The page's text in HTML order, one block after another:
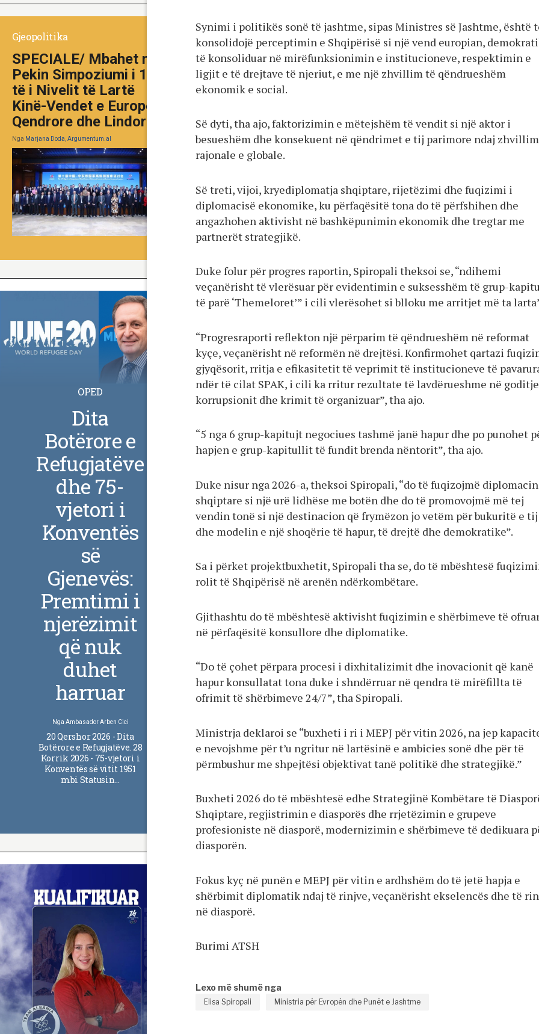
Synimi i politikës sonë të jashtme, sipas Ministres së Jashtme, është
konsolidojë perceptimin e Shqipërisë si një vend europian,
të konsoliduar në mirëfunksionimin e institucioneve, respektimin e
ligjit e të drejtave të njeriut, e me një zhvillim të qëndrueshëm
ekonomik e social.
Së dyti, tha ajo, faktorizimin e mëtejshëm të vendit si një aktor i
besueshëm dhe konsekuent në qëndrimet e tij parimore ndaj
rajonale e globale.
Së treti, vijoi, kryediplomatja shqiptare, rijetëzimi dhe fuqizimi i
diplomacisë ekonomike, ku përfaqësitë tona do të përfshihen dhe
angazhohen aktivisht në bashkëpunimin ekonomik dhe tregtar me
partnerët strategjikë.
Duke folur për progres raportin, Spiropali theksoi se, “ndihemi
veçanërisht të vlerësuar për evidentimin e suksesshëm të grup-
të parë ‘Themeloret’” i cili vlerësohet si blloku me arritjet më ta
“Progresraporti reflekton një përparim të qëndrueshëm në reformat
kyçe, veçanërisht në reformën në drejtësi. Konfirmohet qartazi
gjyqësorit, rritja e efikasitetit të veprimit të institucioneve të
ndër të cilat SPAK, i cili ka rritur rezultate të lavdërueshme në
korrupsionit dhe krimit të organizuar”, tha ajo.
“5 nga 6 grup-kapitujt negociues tashmë janë hapur dhe po punohet
hapjen e grup-kapitullit të fundit brenda nëntorit”, tha ajo.
Duke nisur nga 2026-a, theksoi Spiropali, “do të fuqizojmë
shqiptare si një urë lidhëse me botën dhe do të promovojmë më tej
vendin tonë si një destinacion që frymëzon jo vetëm për bukuritë e
dhe modelin e një shoqërie të hapur, të drejtë dhe demokratike”.
Sa i përket projektbuxhetit, Spiropali tha se, do të mbështesë
rolit të Shqipërisë në arenën ndërkombëtare.
Gjithashtu do të mbështesë aktivisht fuqizimin e shërbimeve të
në përfaqësitë konsullore dhe diplomatike.
“Do të çohet përpara procesi i dixhitalizimit dhe inovacionit që kanë
hapur konsullatat tona duke i shndërruar në qendra të mirëfillta të
ofrimit të shërbimeve 24/7”, tha Spiropali.
Ministrja deklaroi se “buxheti i ri i MEPJ për vitin 2026, na jep
e nevojshme për t’u ngritur në lartësinë e ambicies sonë dhe për të
përmbushur me shpejtësi objektivat tanë politikë dhe strategjikë.”
Buxheti 2026 do të mbështesë edhe Strategjinë Kombëtare të
Shqiptare, regjistrimin e diasporës dhe rrjetëzimin e grupeve
profesioniste në diasporë, modernizimin e shërbimeve të dedikuara
diasporën.
Fokus kyç në punën e MEPJ për vitin e ardhshëm do të jetë hapja e
shërbimit diplomatik ndaj të rinjve, veçanërisht ekselencës dhe të
në diasporë.
Burimi ATSH
Lexo më shumë nga
Elisa Spiropali Ministria për Evropën dhe Punët e Jashtme
Gjeopolitika
SPECIALE/ Mbahet në
Pekin Simpoziumi i 10-
të i Nivelit të Lartë
Kinë-Vendet e Europës
Qendrore dhe Lindore
Nga Marjana Doda, Argumentum.al
OPED
Dita
Botërore e
Refugjatëve
dhe 75-
vjetori i
Konventës
së
Gjenevës:
Premtimi i
njerëzimit
që nuk
duhet
harruar
Nga Ambasador Arben Cici
20 Qershor 2026 - Dita
Botërore e Refugjatëve. 28
Korrik 2026 - 75-vjetori i
Konventës së vitit 1951
mbi Statusin…